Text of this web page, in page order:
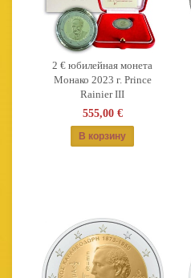
2 € юбилейная монета
Монако 2023 г. Prince
Rainier III
555,00 €